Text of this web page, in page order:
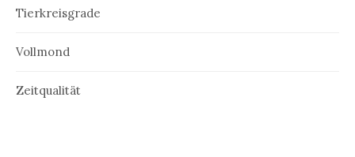
Tierkreisgrade
Vollmond
Zeitqualität